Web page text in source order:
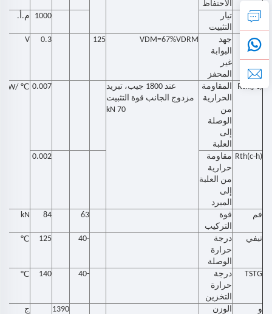
الاحتفاظ
إيل
تيار
التثبيت
1000 م.أ.
VGD
جهد
البوابة
غير
المحفز
VDM=67%VDRM
125
0.3
V
Rth(j-c)
المقاومة
الحرارية
من
الوصلة
إلى
العلبة
عند 1800 جيب، تبريد
مزدوج الجانب قوة التثبيت
70 kN
0.007
℃
/W
Rth(c-h) مقاومة
حرارية
من العلبة
إلى
المبرد
0.002
فم
قوة
التركيب
63
84
kN
تيفي
درجة
حرارة
الوصلة
-40
125
℃
TSTG
درجة
حرارة
التخزين
-40
140
℃
و الوزن 1390
ج